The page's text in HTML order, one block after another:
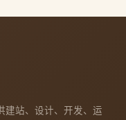
建站、设计、开发、运